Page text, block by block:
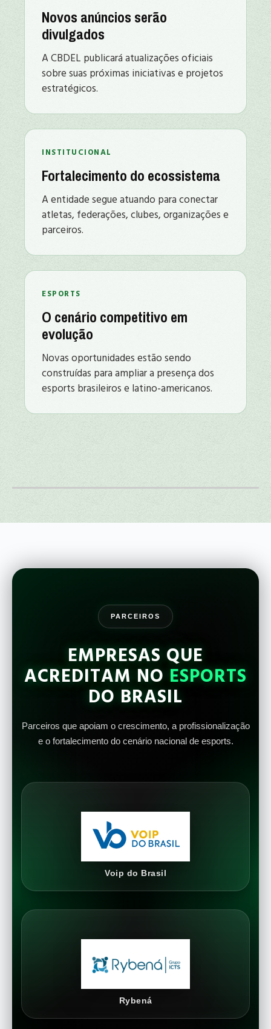
Novos anúncios serão
divulgados
A CBDEL publicará atualizações oficiais
sobre suas próximas iniciativas e projetos
estratégicos.
INSTITUCIONAL
Fortalecimento do ecossistema
A entidade segue atuando para conectar
atletas, federações, clubes, organizações e
parceiros.
ESPORTS
O cenário competitivo em
evolução
Novas oportunidades estão sendo
construídas para ampliar a presença dos
esports brasileiros e latino-americanos.
PARCEIROS
EMPRESAS QUE
ACREDITAM NO ESPORTS
DO BRASIL
Parceiros que apoiam o crescimento, a profissionalização
e o fortalecimento do cenário nacional de esports.
Voip do Brasil
Rybená